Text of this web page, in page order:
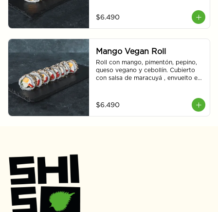
$6.490
Mango Vegan Roll
Roll con mango, pimentón, pepino,
queso vegano y cebollín. Cubierto
con salsa de maracuyá , envuelto en
$6.490